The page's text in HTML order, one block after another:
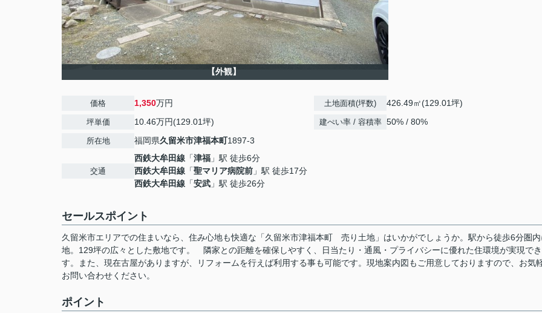
【外観】
価格 1,350万円
坪単価 10.46万円(129.01坪)
所在地 福岡県久留米市津福本町1897-3
交通
西鉄大牟田線 「津福 」駅 徒歩6分
西鉄大牟田線 「聖マリア病院前 」駅 徒歩17分
西鉄大牟田線 「安武 」駅 徒歩26分
土地面積(坪数) 426.49㎡(129.01坪)
建ぺい率 / 容積率 50% / 80%
セールスポイント
久留米市エリアでの住まいなら、住み心地も快適な「久留米市津福本町 売り土地」はいかがでしょうか。駅から徒歩6分圏
地。129坪の広々とした敷地です。 隣家との距離を確保しやすく、日当たり・通風・プライバシーに優れた住環境が実現で
す。また、現在古屋がありますが、リフォームを行えば利用する事も可能です。現地案内図もご用意しておりますので、お気
お問い合わせください。
ポイント